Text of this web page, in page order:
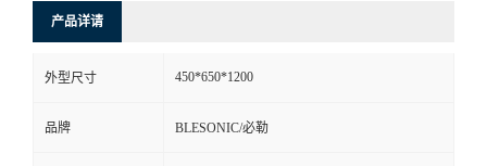
产品详请
外型尺寸 450*650*1200
品牌 BLESONIC/必勒